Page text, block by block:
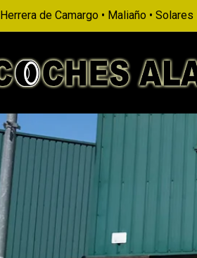
Herrera de Camargo • Maliaño • Solares